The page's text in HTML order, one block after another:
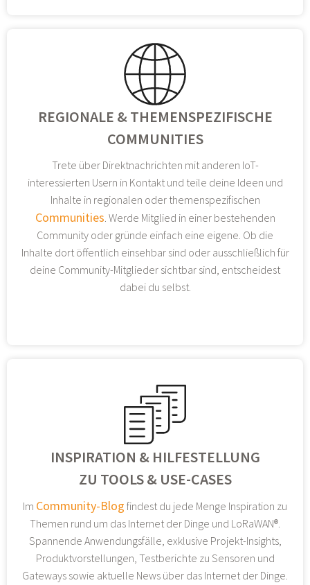
REGIONALE & THEMENSPEZIFISCHE
COMMUNITIES
Trete über Direktnachrichten mit anderen IoT-
interessierten Usern in Kontakt und teile deine Ideen und
Inhalte in regionalen oder themenspezifischen
Communities. Werde Mitglied in einer bestehenden
Community oder gründe einfach eine eigene. Ob die
Inhalte dort öffentlich einsehbar sind oder ausschließlich für
deine Community-Mitglieder sichtbar sind, entscheidest
dabei du selbst.
INSPIRATION & HILFESTELLUNG
ZU TOOLS & USE-CASES
Im Community-Blog findest du jede Menge Inspiration zu
Themen rund um das Internet der Dinge und LoRaWAN®.
Spannende Anwendungsfälle, exklusive Projekt-Insights,
Produktvorstellungen, Testberichte zu Sensoren und
Gateways sowie aktuelle News über das Internet der Dinge.